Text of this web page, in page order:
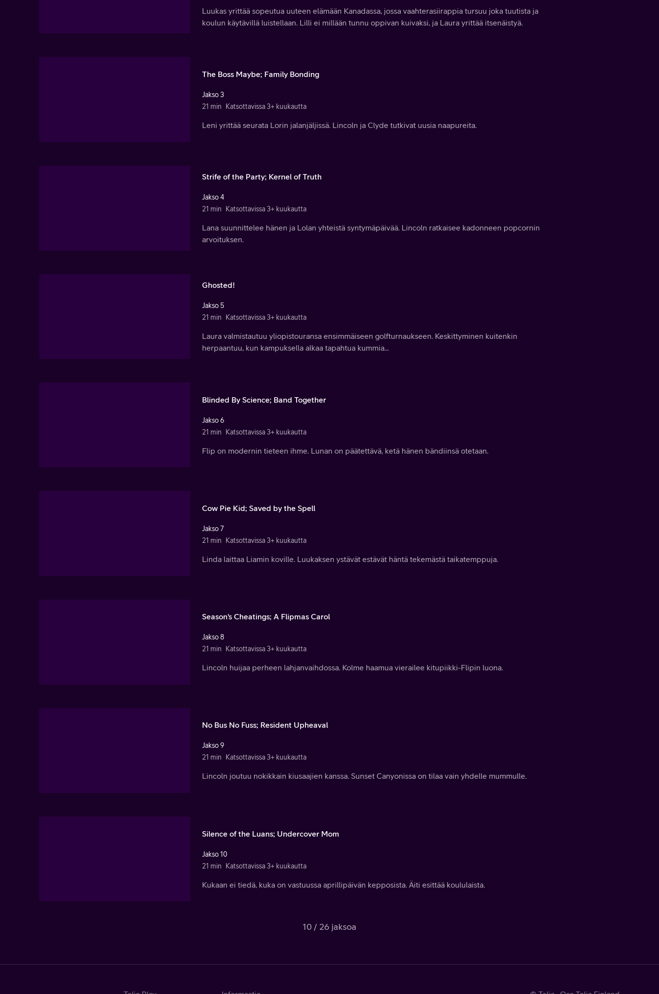
Luukas yrittää sopeutua uuteen elämään Kanadassa, jossa vaahterasiirappia tursuu joka tuutista ja
koulun käytävillä luistellaan. Lilli ei millään tunnu oppivan kuivaksi, ja Laura yrittää itsenäistyä.
The Boss Maybe; Family Bonding
Jakso 3
21 min
Katsottavissa 3+ kuukautta
Leni yrittää seurata Lorin jalanjäljissä. Lincoln ja Clyde tutkivat uusia naapureita.
Strife of the Party; Kernel of Truth
Jakso 4
21 min
Katsottavissa 3+ kuukautta
Lana suunnittelee hänen ja Lolan yhteistä syntymäpäivää. Lincoln ratkaisee kadonneen popcornin
arvoituksen.
Ghosted!
Jakso 5
21 min
Katsottavissa 3+ kuukautta
Laura valmistautuu yliopistouransa ensimmäiseen golfturnaukseen. Keskittyminen kuitenkin
herpaantuu, kun kampuksella alkaa tapahtua kummia...
Blinded By Science; Band Together
Jakso 6
21 min
Katsottavissa 3+ kuukautta
Flip on modernin tieteen ihme. Lunan on päätettävä, ketä hänen bändiinsä otetaan.
Cow Pie Kid; Saved by the Spell
Jakso 7
21 min
Katsottavissa 3+ kuukautta
Linda laittaa Liamin koville. Luukaksen ystävät estävät häntä tekemästä taikatemppuja.
Season's Cheatings; A Flipmas Carol
Jakso 8
21 min
Katsottavissa 3+ kuukautta
Lincoln huijaa perheen lahjanvaihdossa. Kolme haamua vierailee kitupiikki-Flipin luona.
No Bus No Fuss; Resident Upheaval
Jakso 9
21 min
Katsottavissa 3+ kuukautta
Lincoln joutuu nokikkain kiusaajien kanssa. Sunset Canyonissa on tilaa vain yhdelle mummulle.
Silence of the Luans; Undercover Mom
Jakso 10
21 min
Katsottavissa 3+ kuukautta
Kukaan ei tiedä, kuka on vastuussa aprillipäivän kepposista. Äiti esittää koululaista.
10 / 26 jaksoa